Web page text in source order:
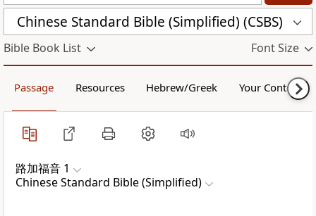
Chinese Standard Bible (Simplified) (CSBS)
Bible Book List Font Size
Passage Resources Hebrew/Greek Your Content
路加福音 1
Chinese Standard Bible (Simplified)